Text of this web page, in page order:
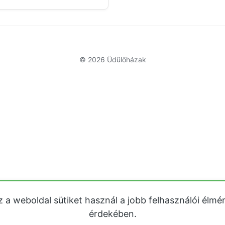
© 2026 Üdülőházak
a weboldal sütiket használ a jobb felhasználói
érdekében.